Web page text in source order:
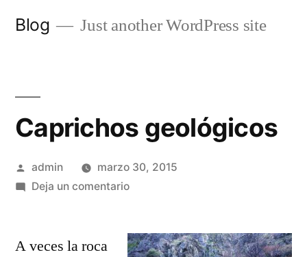
Blog Just another WordPress site
Caprichos geológicos
Publicado
por
admin
marzo 30, 2015
Deja un comentarioen
A veces la roca